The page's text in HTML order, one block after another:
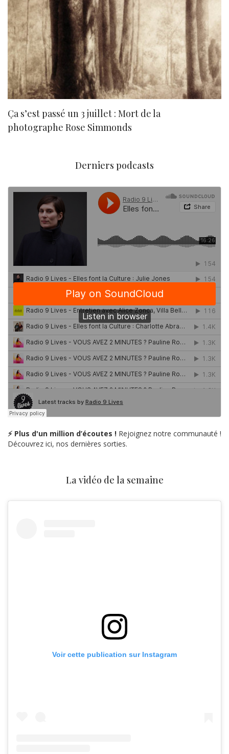
Ça s’est passé un 3 juillet : Mort de la
photographe Rose Simmonds
Derniers podcasts
⚡ Plus d'un million d’écoutes ! Rejoignez notre communauté !
Découvrez ici, nos dernières sorties.
La vidéo de la semaine
Voir cette publication sur Instagram